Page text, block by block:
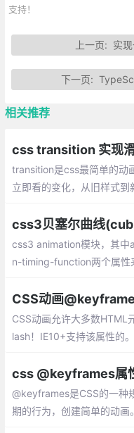
支持！
上一页: 实
下一页:
相关推荐
css transition 实现
transition是css最简单的动
立即看的变化，从旧样式
办？ transition可以做到。
css3贝塞尔曲线
css3 animation模块，其
n-timing-function两个属性
CSS动画
CSS动画允许大多数
lash！IE10+支持该属性的
css @keyframes属
@keyframes是CSS的一种
期的行为，创建简单的动